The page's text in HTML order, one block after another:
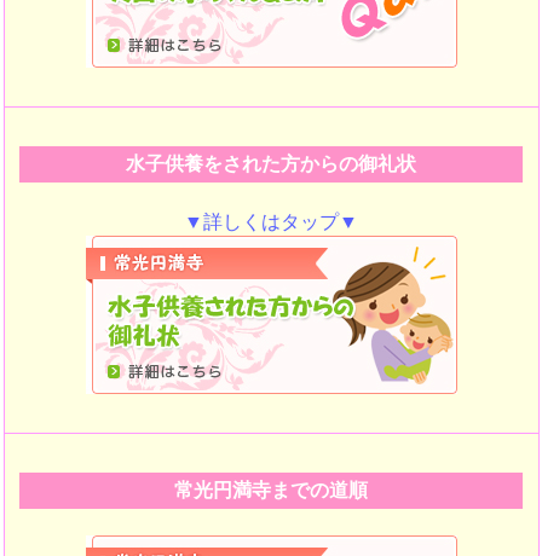
水子供養をされた方からの御礼状
▼詳しくはタップ▼
常光円満寺までの道順